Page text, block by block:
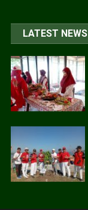
LATEST NEWS